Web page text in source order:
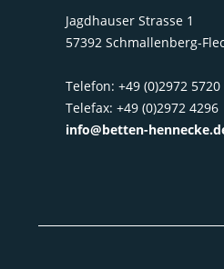
Jagdhauser Strasse 1
57392 Schmallenberg-
Telefon: +49 (0)2972 5720
Telefax: +49 (0)2972 4296
info@betten-